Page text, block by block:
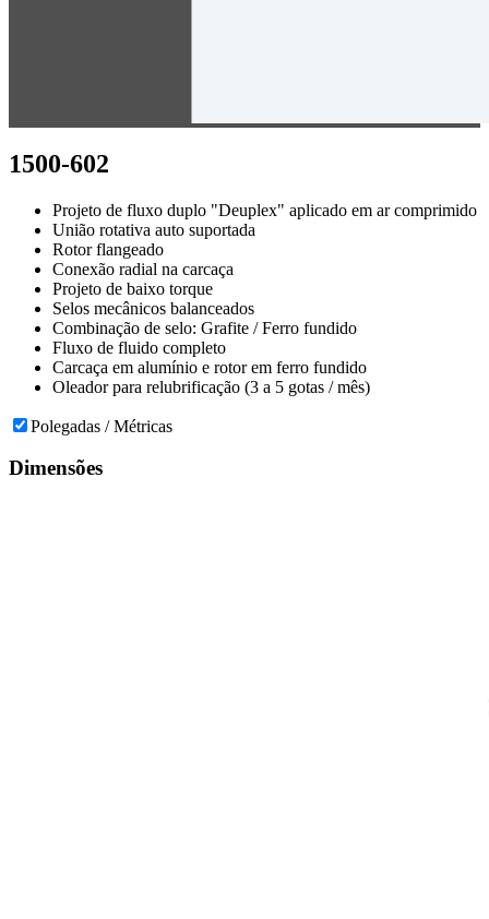
1500-602
Projeto de fluxo duplo "Deuplex" aplicado em ar comprimido
União rotativa auto suportada
Rotor flangeado
Conexão radial na carcaça
Projeto de baixo torque
Selos mecânicos balanceados
Combinação de selo: Grafite / Ferro fundido
Fluxo de fluido completo
Carcaça em alumínio e rotor em ferro fundido
Oleador para relubrificação (3 a 5 gotas / mês)
Polegadas / Métricas
Dimensões